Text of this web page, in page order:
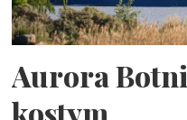
Aurora